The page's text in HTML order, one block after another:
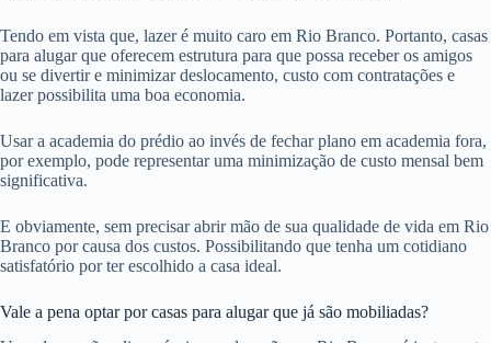
Tendo em vista que, lazer é muito caro em Rio Branco. Portanto, casas
para alugar que oferecem estrutura para que possa receber os amigos
ou se divertir e minimizar deslocamento, custo com contratações e
lazer possibilita uma boa economia.
Usar a academia do prédio ao invés de fechar plano em academia fora,
por exemplo, pode representar uma minimização de custo mensal bem
significativa.
E obviamente, sem precisar abrir mão de sua qualidade de vida em Rio
Branco por causa dos custos. Possibilitando que tenha um cotidiano
satisfatório por ter escolhido a casa ideal.
Vale a pena optar por casas para alugar que já são mobiliadas?